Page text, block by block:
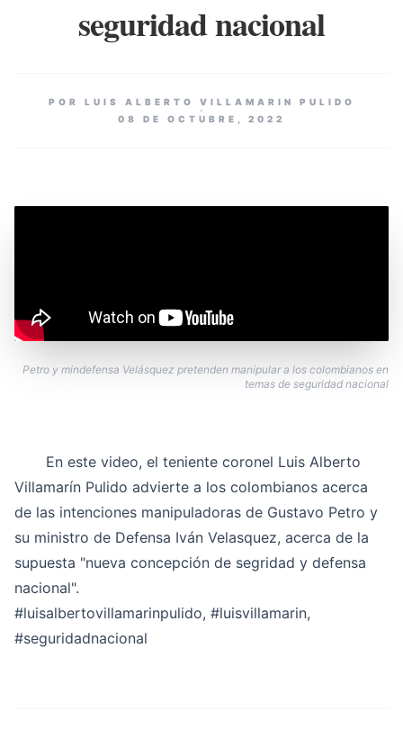
seguridad nacional
POR LUIS ALBERTO VILLAMARIN PULIDO
08 DE OCTUBRE, 2022
Petro y mindefensa Velásquez pretenden manipular a los colombianos en
temas de seguridad nacional
En este video, el teniente coronel Luis Alberto
Villamarín Pulido advierte a los colombianos acerca
de las intenciones manipuladoras de Gustavo Petro y
su ministro de Defensa Iván Velasquez, acerca de la
supuesta "nueva concepción de segridad y defensa
nacional".
#luisalbertovillamarinpulido, #luisvillamarin,
#seguridadnacional